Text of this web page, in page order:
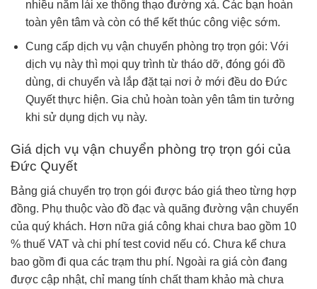
nhiều năm lái xe thông thạo đường xá. Các bạn hoàn
toàn yên tâm và còn có thể kết thúc công việc sớm.
Cung cấp dịch vụ vận chuyển phòng trọ trọn gói: Với
dịch vụ này thì mọi quy trình từ tháo dỡ, đóng gói đồ
dùng, di chuyển và lắp đặt tại nơi ở mới đều do Đức
Quyết thực hiện. Gia chủ hoàn toàn yên tâm tin tưởng
khi sử dụng dịch vụ này.
Giá dịch vụ vận chuyển phòng trọ trọn gói của
Đức Quyết
Bảng giá chuyển trọ trọn gói được báo giá theo từng hợp
đồng. Phụ thuộc vào đồ đạc và quãng đường vận chuyển
của quý khách. Hơn nữa giá công khai chưa bao gồm 10
% thuế VAT và chi phí test covid nếu có. Chưa kể chưa
bao gồm đi qua các trạm thu phí. Ngoài ra giá còn đang
được cập nhật, chỉ mang tính chất tham khảo mà chưa